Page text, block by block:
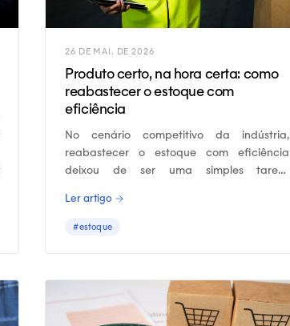
26 DE MAI. DE 2026
Produto certo, na hora certa: como
reabastecer o estoque com
eficiência
No cenário competitivo da indústria,
reabastecer o estoque com eficiência
deixou de ser uma simples tarefa
estratégico.
Ler artigo →
#estoque